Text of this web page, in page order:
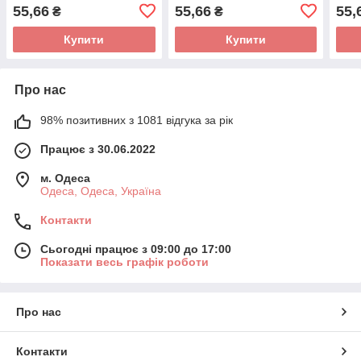
55,66 ₴
Купити
55,66₴
Купити
Про нас
98% позитивних з 1081 відгука за рік
Працює з 30.06.2022
м. Одеса
Одеса, Одеса, Україна
Контакти
Сьогодні працює з 09:00 до 17:00
Показати весь графік роботи
Про нас
Контакти